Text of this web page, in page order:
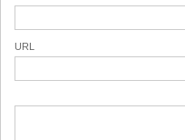
URL